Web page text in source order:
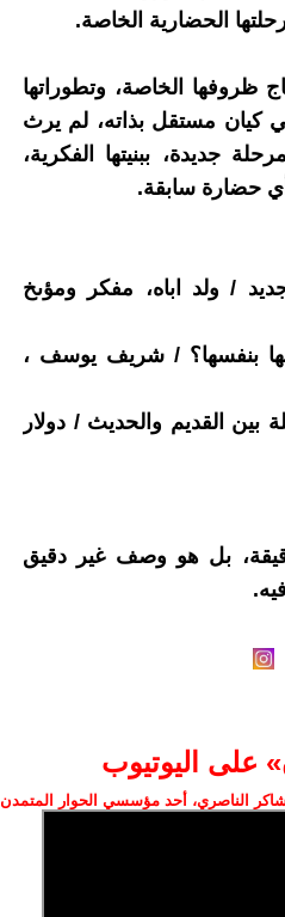
الحضارية الخاصة.
ظروفها الخاصة، وتطوراتها
كيان مستقل بذاته، لم يرث
جديدة، ببنيتها الفكرية،
أي حضارة سابقة.
/ ولد اباه، مفكر ومؤىخ
بنفسها؟ / شريف يوسف ،
بين القديم والحديث / دولار
بل هو وصف غير دقيق
على اليوتيوب
الناصري، أحد مؤسسي الحوار المتمدن